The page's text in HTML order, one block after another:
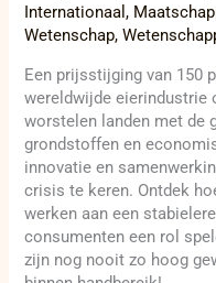
Internationaal,
Wetenschap,
Een prijsstijging van 150
wereldwijde eierindustrie
worstelen landen met de
grondstoffen en
innovatie en
crisis te keren. Ontdek
werken aan een
consumenten een rol
zijn nog nooit zo hoog